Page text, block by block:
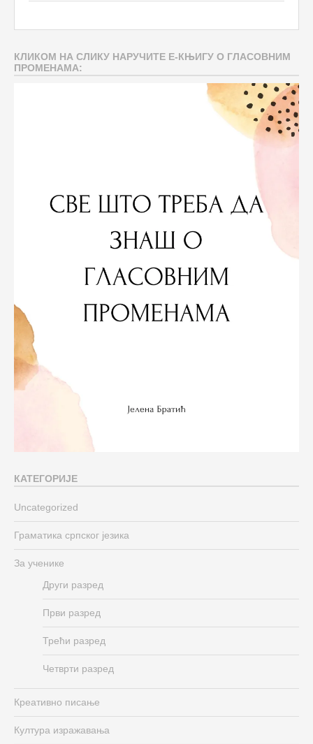
КЛИКОМ НА СЛИКУ НАРУЧИТЕ Е-КЊИГУ О ГЛАСОВНИМ
ПРОМЕНАМА:
КАТЕГОРИЈЕ
Uncategorized
Граматика српског језика
За ученике
Други разред
Први разред
Трећи разред
Четврти разред
Креативно писање
Култура изражавања